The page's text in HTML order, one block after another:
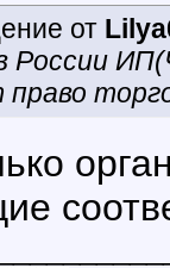
от
России